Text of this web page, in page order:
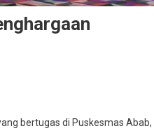
bertugas di Puskesmas Abab,